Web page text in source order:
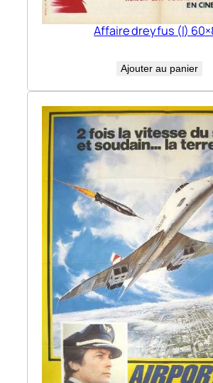
Affaire dreyfus (l)
Ajouter au panier